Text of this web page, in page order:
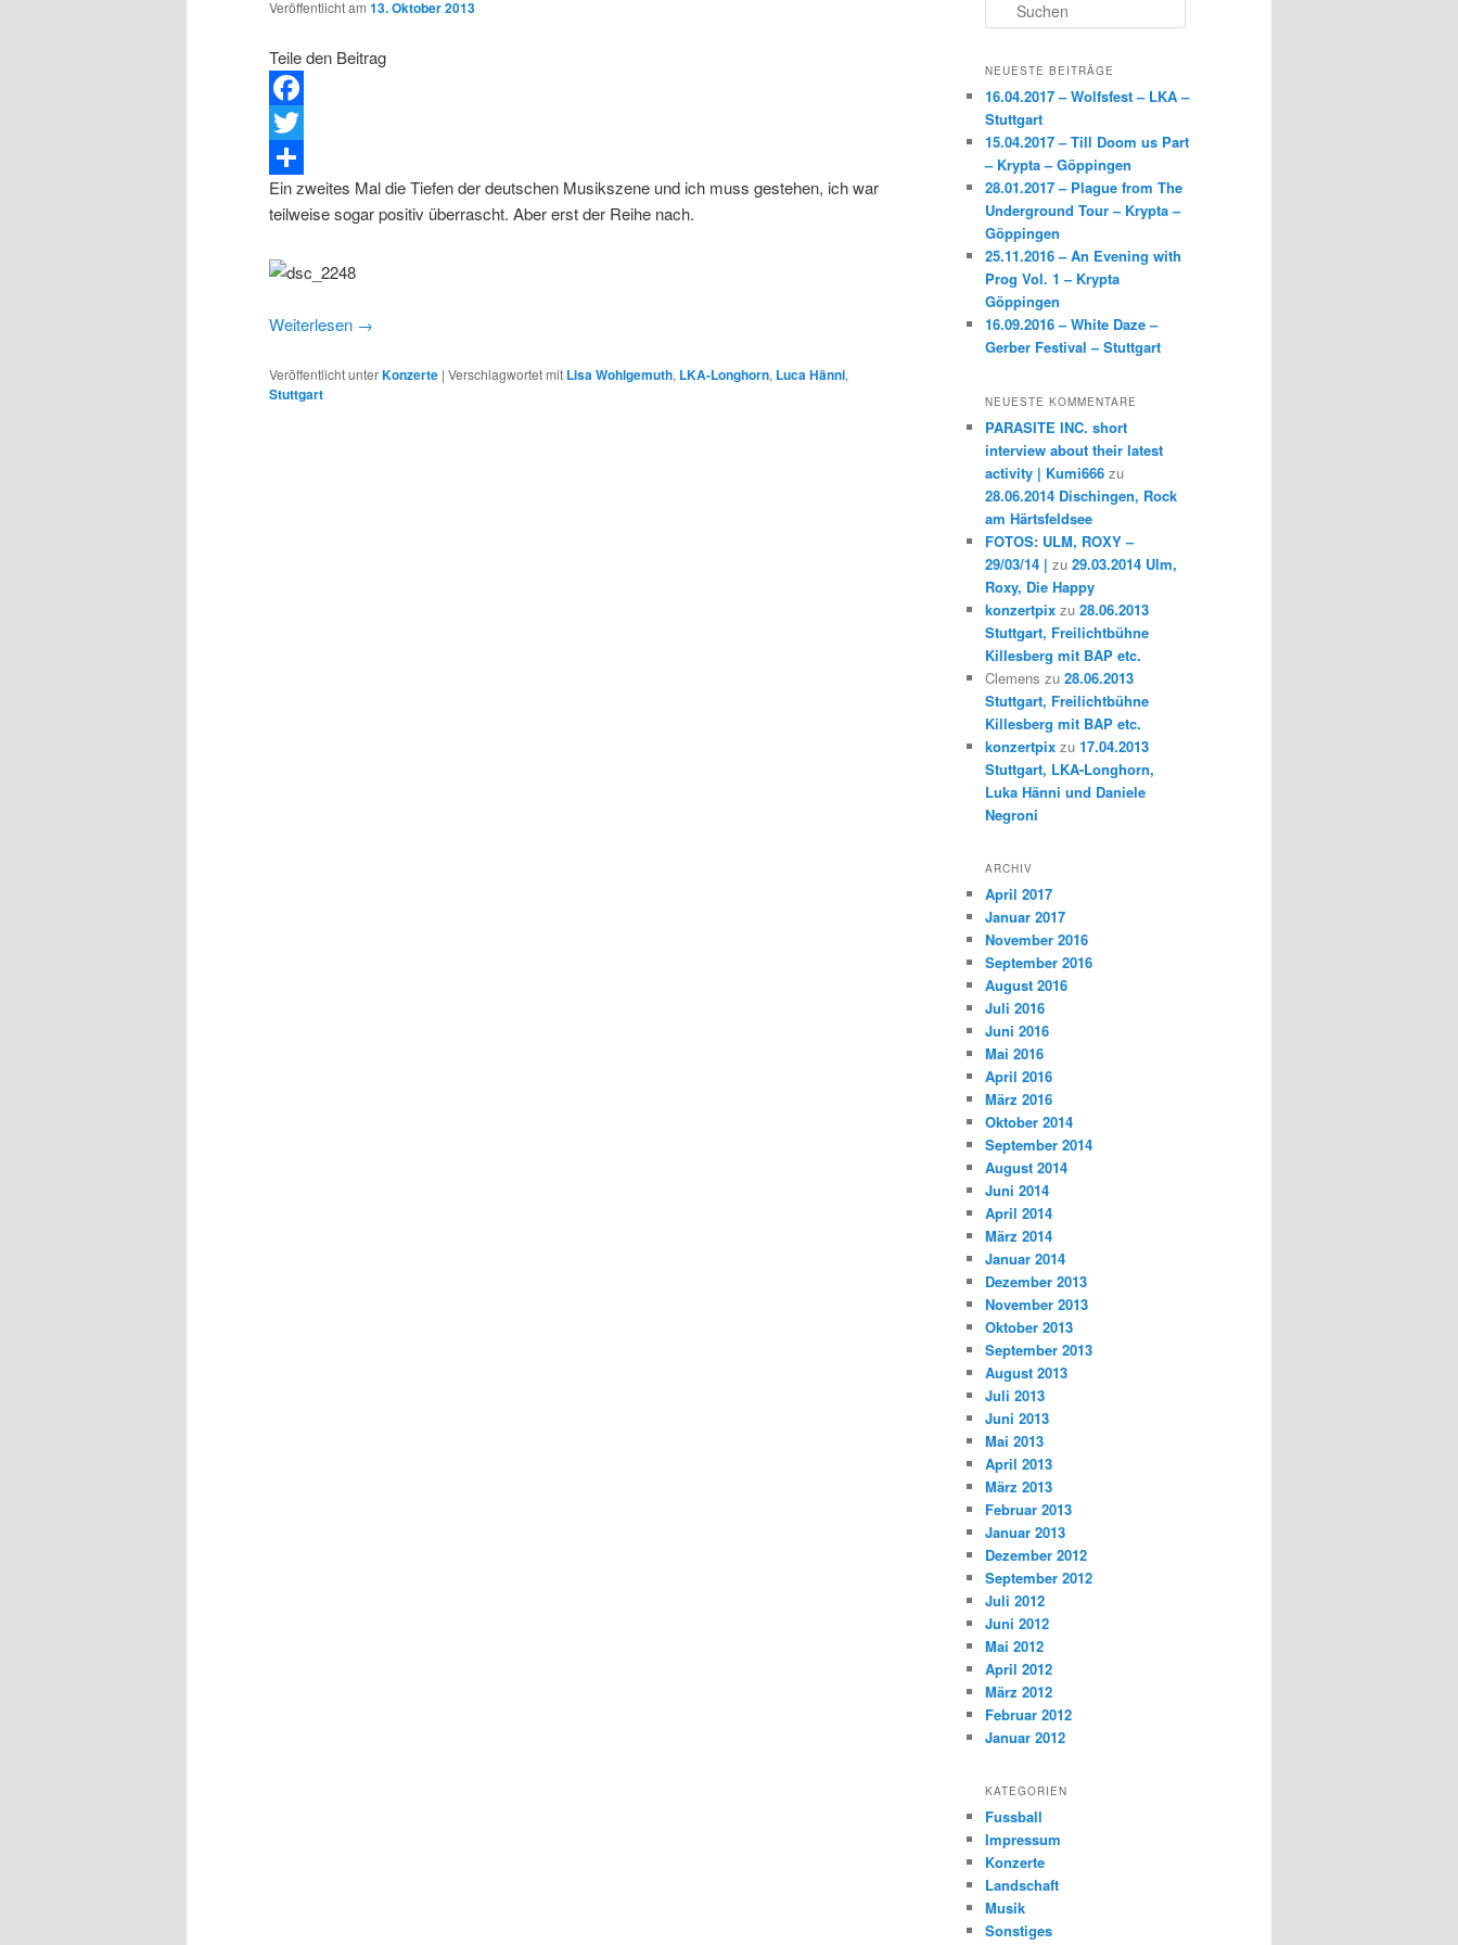
Veröffentlicht am 13. Oktober 2013
Teile den Beitrag
Facebook
Twitter
Teilen
Ein zweites Mal die Tiefen der deutschen Musikszene und ich muss gestehen, ich war
teilweise sogar positiv überrascht. Aber erst der Reihe nach.
Weiterlesen →
Veröffentlicht unterKonzerte | Verschlagwortet mit Lisa Wohlgemuth, LKA-Longhorn, Luca Hänni,
Stuttgart
b
o
k
t
e
r
i
e
n
u
h
n
NEUESTE BEITRÄGE
16.04.2017 – Wolfsfest – LKA –
Stuttgart
15.04.2017 – Till Doom us Part
– Krypta – Göppingen
28.01.2017 – Plague from The
Underground Tour – Krypta –
Göppingen
25.11.2016 – An Evening with
Prog Vol. 1 – Krypta
Göppingen
16.09.2016 – White Daze –
Gerber Festival – Stuttgart
NEUESTE KOMMENTARE
PARASITE INC. short
interview about their latest
activity | Kumi666 zu
28.06.2014 Dischingen, Rock
am Härtsfeldsee
FOTOS: ULM, ROXY –
29/03/14 | zu 29.03.2014 Ulm,
Roxy, Die Happy
konzertpix zu 28.06.2013
Stuttgart, Freilichtbühne
Killesberg mit BAP etc.
Clemens zu 28.06.2013
Stuttgart, Freilichtbühne
Killesberg mit BAP etc.
konzertpix zu 17.04.2013
Stuttgart, LKA-Longhorn,
Luka Hänni und Daniele
Negroni
ARCHIV
April 2017
Januar 2017
November 2016
September 2016
August 2016
Juli 2016
Juni 2016
Mai 2016
April 2016
März 2016
Oktober 2014
September 2014
August 2014
Juni 2014
April 2014
März 2014
Januar 2014
Dezember 2013
November 2013
Oktober 2013
September 2013
August 2013
Juli 2013
Juni 2013
Mai 2013
April 2013
März 2013
Februar 2013
Januar 2013
Dezember 2012
September 2012
Juli 2012
Juni 2012
Mai 2012
April 2012
März 2012
Februar 2012
Januar 2012
KATEGORIEN
Fussball
Impressum
Konzerte
Landschaft
Musik
Sonstiges